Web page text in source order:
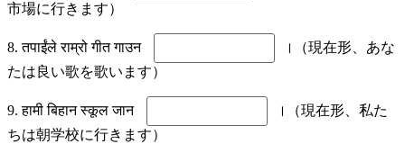
市場に行きます）
8. तपाईंले राम्रो गीत गाउन
।（現在形、あな
たは良い歌を歌います）
9. हामी बिहान स्कूल जान
।（現在形、私た
ちは朝学校に行きます）